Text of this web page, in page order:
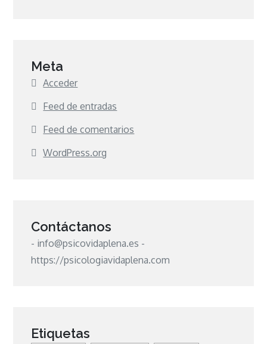
Meta
Acceder
Feed de entradas
Feed de comentarios
WordPress.org
Contáctanos
- info@psicovidaplena.es -
https://psicologiavidaplena.com
Etiquetas